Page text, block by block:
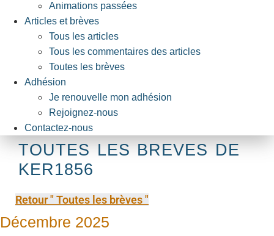
Animations passées
Articles et brèves
Tous les articles
Tous les commentaires des articles
Toutes les brèves
Adhésion
Je renouvelle mon adhésion
Rejoignez-nous
Contactez-nous
TOUTES LES BREVES DE
KER1856
Retour " Toutes les brèves "
Décembre 2025